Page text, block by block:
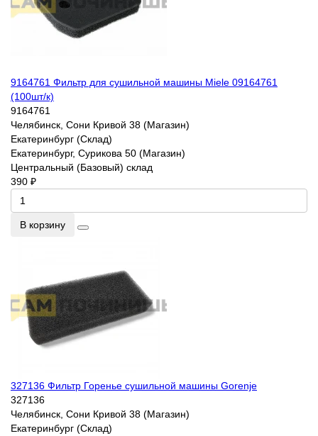
9164761 Фильтр для сушильной машины Miele 09164761
(100шт/к)
9164761
Челябинск, Сони Кривой 38 (Магазин)
Екатеринбург (Склад)
Екатеринбург, Сурикова 50 (Магазин)
Центральный (Базовый) склад
390 ₽
В корзину
327136 Фильтр Горенье сушильной машины Gorenje
327136
Челябинск, Сони Кривой 38 (Магазин)
Екатеринбург (Склад)